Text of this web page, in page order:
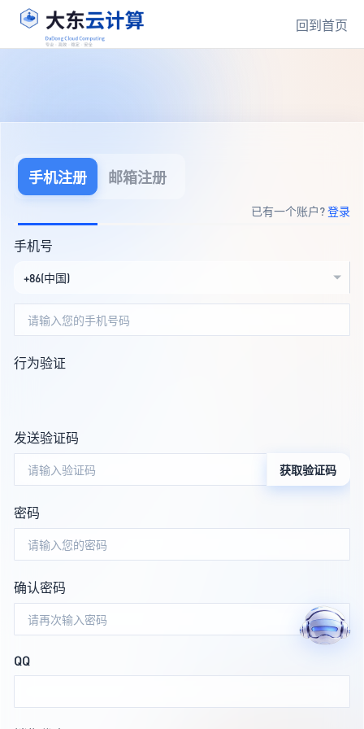
回到首页
手机注册 邮箱注册
已有一个账户?登录
手机号
+86(中国)
行为验证
发送验证码
获取验证码
密码
确认密码
QQ